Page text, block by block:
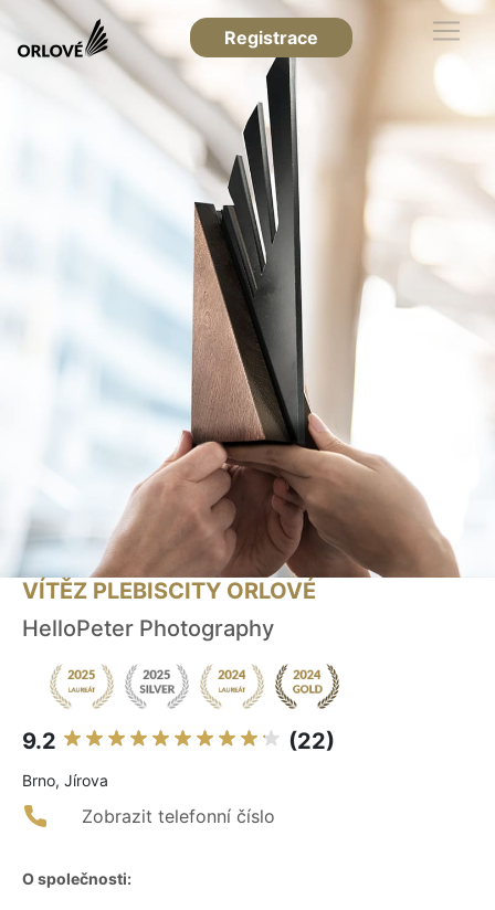
Registrace
VÍTĚZ PLEBISCITY ORLOVÉ
HelloPeter Photography
9.2 (22)
Brno, Jírova
Zobrazit telefonní číslo
O společnosti: